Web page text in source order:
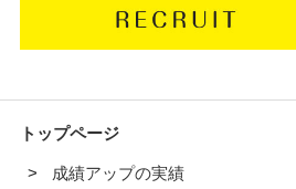
トップページ
成績アップの実績